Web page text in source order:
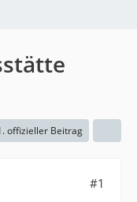
offizieller Beitrag
#1